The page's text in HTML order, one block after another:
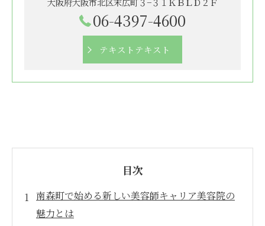
06-4397-4600
テキストテキスト
目次
南森町で始める新しい美容師キャリア美容院の
魅力とは